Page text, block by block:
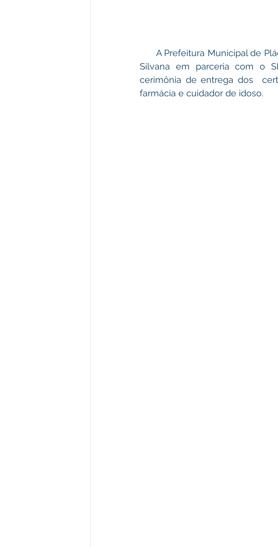
Silvana em parceria com o
cerimônia de entrega dos
farmácia e cuidador de idoso.